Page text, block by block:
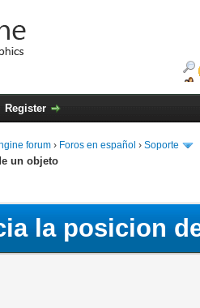
Register
forum › Foros en español › Soporte
un objeto
la posicion